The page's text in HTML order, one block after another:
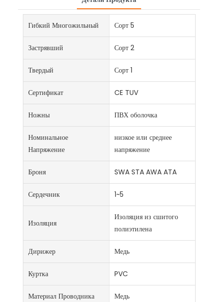
Гибкий Многожильный Сорт 5
Застрявший Сорт 2
Твердый Сорт 1
Сертификат CE TUV
Ножны ПВХ оболочка
Номинальное
Напряжение
низкое или среднее
напряжение
Броня SWA STA AWA ATA
Сердечник 1~5
Изоляция
Изоляция из сшитого
полиэтилена
Дирижер Медь
Куртка PVC
Материал Проводника Медь